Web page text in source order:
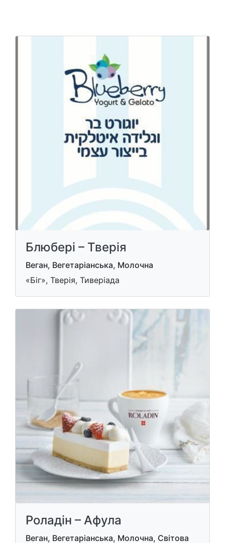
Блюбері – Тверія
Веган, Вегетаріанська, Молочна
«Біг», Тверія, Тиверіада
Роладін – Афула
Веган, Вегетаріанська, Молочна, Світова